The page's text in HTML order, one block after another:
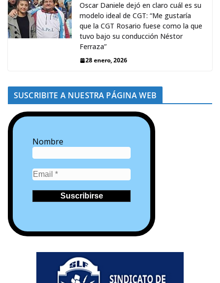
Oscar Daniele dejó en claro cuál es su
modelo ideal de CGT: “Me gustaría
que la CGT Rosario fuese como la que
tuvo bajo su conducción Néstor
Ferraza”
28 enero, 2026
SUSCRIBITE A NUESTRA PÁGINA WEB
Nombre